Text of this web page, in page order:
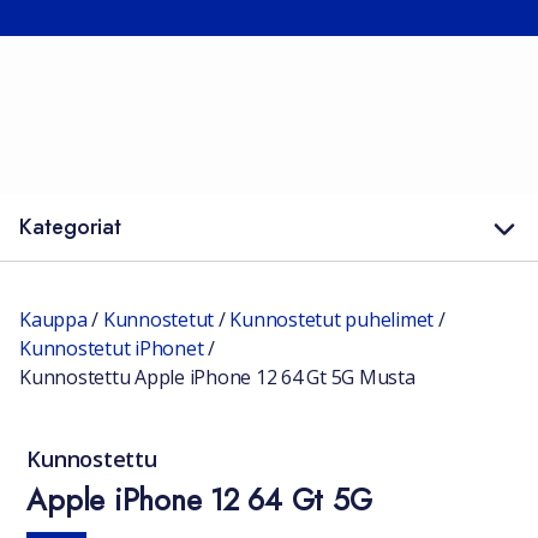
Kategoriat
Kauppa/ Kunnostetut/Kunnostetut puhelimet/
Kunnostetut iPhonet/
Kunnostettu Apple iPhone 12 64 Gt 5G Musta
Kunnostettu
Apple iPhone 12 64 Gt 5G